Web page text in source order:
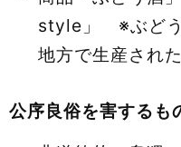
style」 ※ぶどう
地方で生産され
公序良俗を害するも